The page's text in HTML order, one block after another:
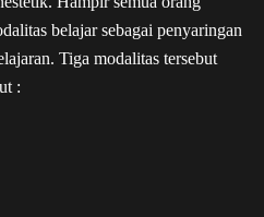
belajar sebagai penyaringan
Tiga modalitas tersebut
: